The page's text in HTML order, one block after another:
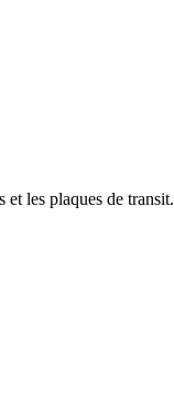
les plaques de transit.